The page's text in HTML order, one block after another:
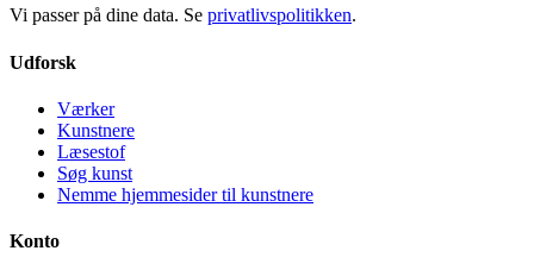
Vi passer på dine data. Se privatlivspolitikken.
Udforsk
Værker
Kunstnere
Læsestof
Søg kunst
Nemme hjemmesider til kunstnere
Konto